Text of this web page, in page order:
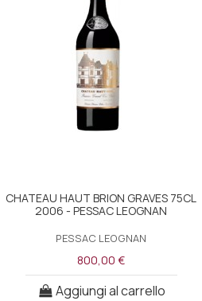
CHATEAU HAUT BRION GRAVES 75CL
2006 - PESSAC LEOGNAN
PESSAC LEOGNAN
800,00 €
Aggiungi al carrello